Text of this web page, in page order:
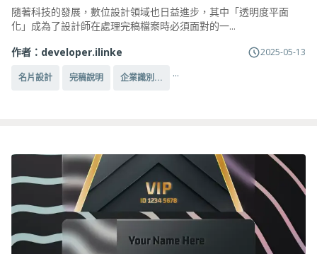
隨著科技的發展，數位設計領域也日益進步，其中「透明度平面
化」成為了設計師在處理完稿檔案時必須面對的一...
作者： developer.ilinke 2025-05-13
名片設計 完稿說明 企業識別... ...